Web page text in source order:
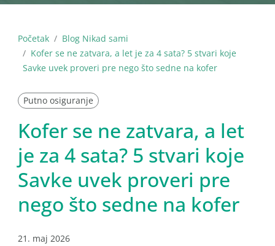
Početak
Blog Nikad sami
Kofer se ne zatvara, a let je za 4 sata? 5 stvari koje
Savke uvek proveri pre nego što sedne na kofer
Putno osiguranje
Kofer se ne zatvara, a let
je za 4 sata? 5 stvari koje
Savke uvek proveri pre
nego što sedne na kofer
21. maj 2026